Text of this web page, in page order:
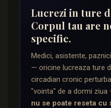
Lucrezi in ture
Corpul tau are
specific.
Medici, asistente,
— oricine lucreaza ture
circadian cronic
"vointa" de a dormi
nu se poate reseta cu